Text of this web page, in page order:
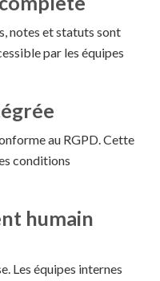
notes et statuts sont
par les équipes
au RGPD. Cette
conditions
humain
Les équipes internes